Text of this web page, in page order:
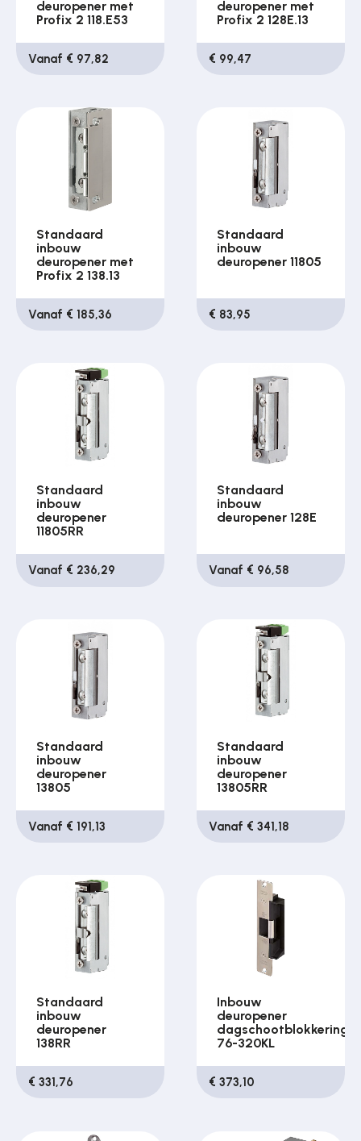
deuropener met
Profix 2 118.E53
Vanaf € 97,82
deuropener met
Profix 2 128E.13
€ 99,47
Standaard
inbouw
deuropener met
Profix 2 138.13
Vanaf € 185,36
Standaard
inbouw
deuropener 11805
€ 83,95
Standaard
inbouw
deuropener
11805RR
Vanaf € 236,29
Standaard
inbouw
deuropener 128E
Vanaf € 96,58
Standaard
inbouw
deuropener
13805
Vanaf € 191,13
Standaard
inbouw
deuropener
13805RR
Vanaf € 341,18
Standaard
inbouw
deuropener
138RR
€ 331,76
Inbouw
deuropener
dagschootblokkering
76-320KL
€ 373,10